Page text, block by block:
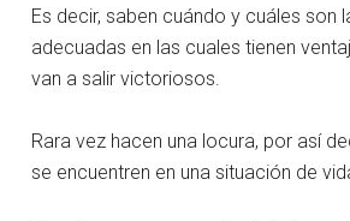
Es decir, saben cuándo y cuáles son
adecuadas en las cuales tienen
van a salir victoriosos.
Rara vez hacen una locura, por así
se encuentren en una situación de